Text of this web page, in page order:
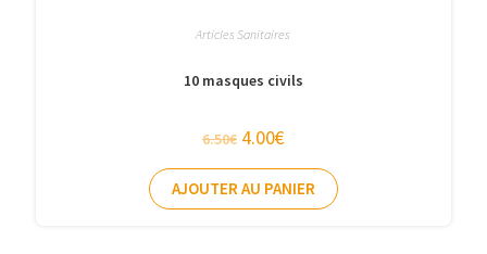
Articles Sanitaires
10 masques civils
6.50€ 4.00€
AJOUTER AU PANIER